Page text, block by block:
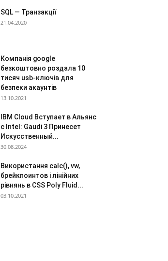
SQL — Транзакції
21.04.2020
Компанія google
безкоштовно роздала 10
тисяч usb-ключів для
безпеки акаунтів
13.10.2021
IBM Cloud Вступает в Альянс
с Intel: Gaudi 3 Принесет
Искусственный...
30.08.2024
Використання calc(), vw,
брейкпоинтов і лінійних
рівнянь в CSS Poly Fluid...
03.10.2021